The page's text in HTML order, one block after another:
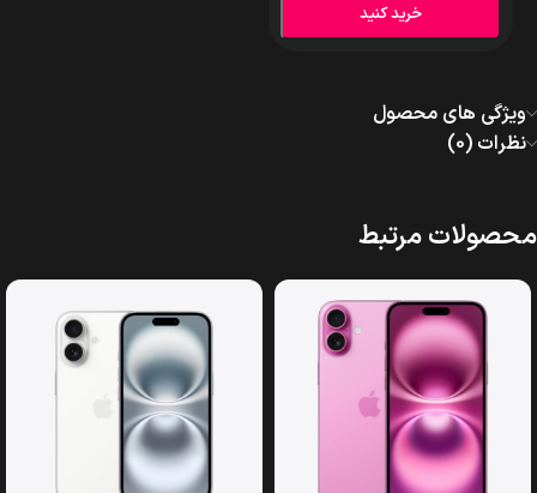
خرید کنید
ویژگی های محصول
نظرات (0)
محصولات مرتبط